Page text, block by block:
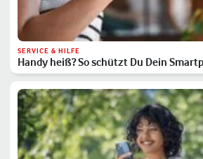
SERVICE & HILFE
Handy heiß? So schützt Du Dein